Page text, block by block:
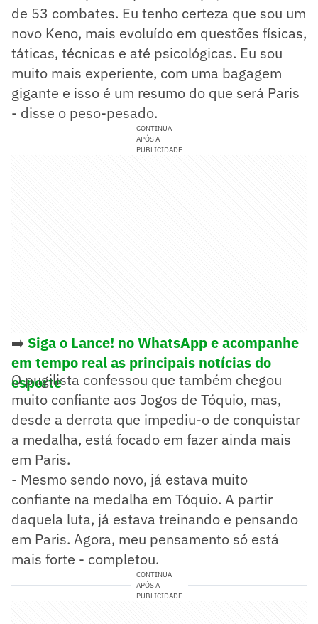
de 53 combates. Eu tenho certeza que sou um
novo Keno, mais evoluído em questões físicas,
táticas, técnicas e até psicológicas. Eu sou
muito mais experiente, com uma bagagem
gigante e isso é um resumo do que será Paris
- disse o peso-pesado.
CONTINUA
APÓS A
PUBLICIDADE
➡️ Siga o Lance! no WhatsApp e acompanhe
em tempo real as principais notícias do
esporte
O pugilista confessou que também chegou
muito confiante aos Jogos de Tóquio, mas,
desde a derrota que impediu-o de conquistar
a medalha, está focado em fazer ainda mais
em Paris.
- Mesmo sendo novo, já estava muito
confiante na medalha em Tóquio. A partir
daquela luta, já estava treinando e pensando
em Paris. Agora, meu pensamento só está
mais forte - completou.
CONTINUA
APÓS A
PUBLICIDADE